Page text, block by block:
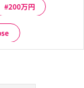
200万円